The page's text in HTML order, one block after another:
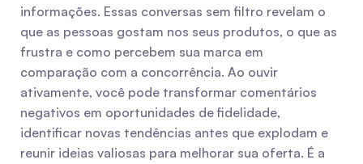
informações. Essas conversas sem filtro revelam o
que as pessoas gostam nos seus produtos, o que as
frustra e como percebem sua marca em
comparação com a concorrência. Ao ouvir
ativamente, você pode transformar comentários
negativos em oportunidades de fidelidade,
identificar novas tendências antes que explodam e
reunir ideias valiosas para melhorar sua oferta. É a